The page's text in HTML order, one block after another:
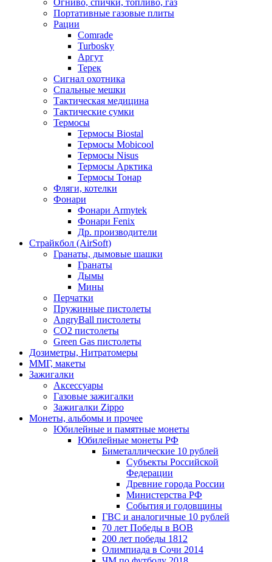
Портативные газовые плиты
Рации
Comrade
Turbosky
Аргут
Терек
Сигнал охотника
Спальные мешки
Тактическая медицина
Тактические сумки
Термосы
Термосы Biostal
Термосы Mobicool
Термосы Nisus
Термосы Арктика
Термосы Тонар
Фляги, котелки
Фонари
Фонари Armytek
Фонари Fenix
Др. производители
Страйкбол (AirSoft)
Гранаты, дымовые шашки
Гранаты
Дымы
Мины
Перчатки
Пружинные пистолеты
AngryBall пистолеты
CO2 пистолеты
Green Gas пистолеты
Дозиметры, Нитратомеры
ММГ, макеты
Зажигалки
Аксессуары
Газовые зажигалки
Зажигалки Zippo
Монеты, альбомы и прочее
Юбилейные и памятные монеты
Юбилейные монеты РФ
Биметаллические 10 рублей
Субъекты Российской
Федерации
Древние города России
Министерства РФ
События и годовщины
ГВС и аналогичные 10 рублей
70 лет Победы в ВОВ
200 лет победы 1812
Олимпиада в Сочи 2014